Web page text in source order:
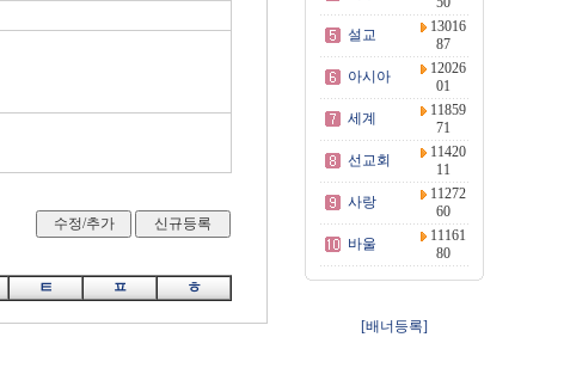
ㅌ ㅍ ㅎ
설교
13016
87
아시아
12026
01
세계
11859
71
선교회
11420
11
사랑
11272
60
바울
11161
80
[배너등록]